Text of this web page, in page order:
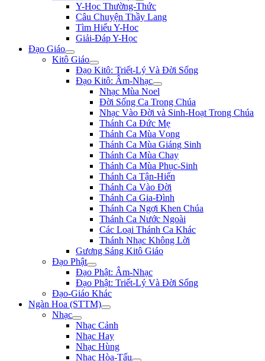
Y-Học Thường-Thức
Câu Chuyện Thầy Lang
Tìm Hiểu Y-Hoc
Giải-Đáp Y-Học
Đạo Giáo
Kitô Giáo
Đạo Kitô: Triết-Lý Và Đời Sống
Đạo Kitô: Âm-Nhạc
Nhạc Mùa Noel
Đời Sống Ca Trong Chúa
Nhạc Vào Đời và Sinh-Hoạt Trong Chúa
Thánh Ca Đức Mẹ
Thánh Ca Mùa Vọng
Thánh Ca Mùa Giáng Sinh
Thánh Ca Mùa Chay
Thánh Ca Mùa Phục-Sinh
Thánh Ca Tận-Hiến
Thánh Ca Vào Đời
Thánh Ca Gia-Đình
Thánh Ca Ngợi Khen Chúa
Thánh Ca Nước Ngoài
Các Loại Thánh Ca Khác
Thánh Nhạc Không Lời
Gương Sáng Kitô Giáo
Đạo Phật
Đạo Phật: Âm-Nhạc
Đạo Phật: Triết-Lý Và Đời Sống
Đạo-Giáo Khác
Ngàn Hoa (STTM)
Nhạc
Nhạc Cảnh
Nhạc Hay
Nhạc Hùng
Nhạc Hòa-Tấu